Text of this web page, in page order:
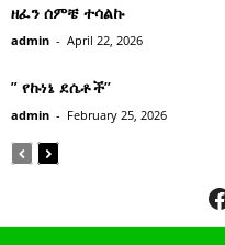
ዘፈን ሰምቼ ተሳልኩ
admin - April 22, 2026
” የኩነኔ ደሴቶች’’
admin - February 25, 2026